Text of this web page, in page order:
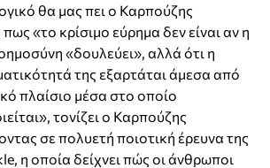
θα μας πει ο Καρπούζης
«το κρίσιμο εύρημα δεν είναι αν η
«δουλεύει», αλλά ότι η
της εξαρτάται άμεσα από
πλαίσιο μέσα στο οποίο
τονίζει ο Καρπούζης
σε πολυετή ποιοτική έρευνα της
η οποία δείχνει πώς οι άνθρωποι